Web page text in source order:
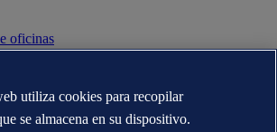
oficinas
prensa
privacidad
utiliza cookies para recopilar
se almacena en su dispositivo.